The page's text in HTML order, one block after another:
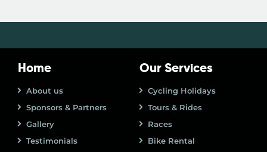
Home
About us
Sponsors & Partners
Gallery
Testimonials
Our Services
Cycling Holidays
Tours & Rides
Races
Bike Rental